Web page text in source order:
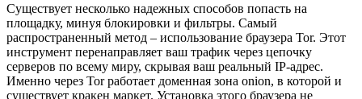
Существует несколько надежных способов попасть на
площадку, минуя блокировки и фильтры. Самый
распространенный метод – использование браузера Tor. Этот
инструмент перенаправляет ваш трафик через цепочку
серверов по всему миру, скрывая ваш реальный IP-адрес.
Именно через Tor работает доменная зона onion, в которой и
существует кракен маркет. Установка этого браузера не